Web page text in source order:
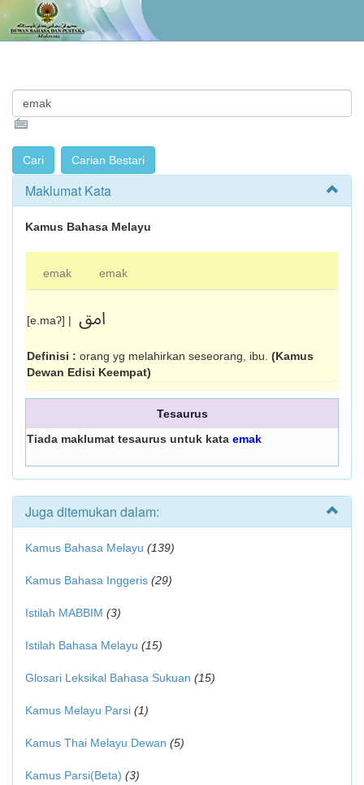
Maklumat Kata
Kamus Bahasa Melayu
emak emak
[e.maʔ] | امق
Definisi : orang yg melahirkan seseorang, ibu. (Kamus
Dewan Edisi Keempat)
Tesaurus
Tiada maklumat tesaurus untuk kata emak
Juga ditemukan dalam:
Kamus Bahasa Melayu (139)
Kamus Bahasa Inggeris (29)
Istilah MABBIM (3)
Istilah Bahasa Melayu (15)
Glosari Leksikal Bahasa Sukuan (15)
Kamus Melayu Parsi (1)
Kamus Thai Melayu Dewan (5)
Kamus Parsi(Beta) (3)